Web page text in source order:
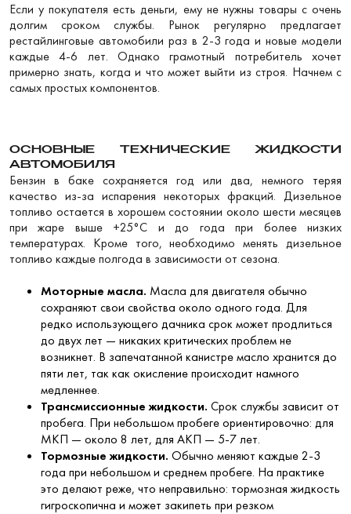
Если у покупателя есть деньги, ему не нужны товары с очень
долгим сроком службы. Рынок регулярно предлагает
рестайлинговые автомобили раз в 2-3 года и новые модели
каждые 4-6 лет. Однако грамотный потребитель хочет
примерно знать, когда и что может выйти из строя. Начнем с
самых простых компонентов.
ОСНОВНЫЕ ТЕХНИЧЕСКИЕ ЖИДКОСТИ
АВТОМОБИЛЯ
Бензин в баке сохраняется год или два, немного теряя
качество из-за испарения некоторых фракций. Дизельное
топливо остается в хорошем состоянии около шести месяцев
при жаре выше +25°C и до года при более низких
температурах. Кроме того, необходимо менять дизельное
топливо каждые полгода в зависимости от сезона.
Моторные масла. Масла для двигателя обычно
сохраняют свои свойства около одного года. Для
редко использующего дачника срок может продлиться
до двух лет — никаких критических проблем не
возникнет. В запечатанной канистре масло хранится до
пяти лет, так как окисление происходит намного
медленнее.
Трансмиссионные жидкости. Срок службы зависит от
пробега. При небольшом пробеге ориентировочно: для
МКП — около 8 лет, для АКП — 5-7 лет.
Тормозные жидкости. Обычно меняют каждые 2-3
года при небольшом и среднем пробеге. На практике
это делают реже, что неправильно: тормозная жидкость
гигроскопична и может закипеть при резком